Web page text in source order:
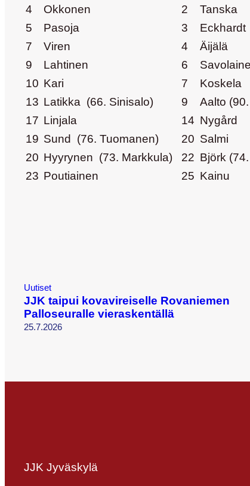
4
Okkonen 2
Tanska
5
Pasoja 3
Eckhardt
7
Viren 4
Äijälä
9
Lahtinen 6
10 Kari 7
Koskela
13 Latikka (66. Sinisalo) 9
Aalto
17 Linjala 14 Nygård
19 Sund (76. Tuomanen) 20 Salmi
20 Hyyrynen (73. Markkula) 22 Björk
23 Poutiainen 25 Kainu
Uutiset
JJK taipui kovavireiselle Rovaniemen
Palloseuralle vieraskentällä
25.7.2026
JJK Jyväskylä